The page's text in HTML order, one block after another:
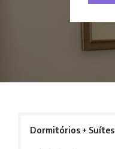
Dormitórios + Suítes